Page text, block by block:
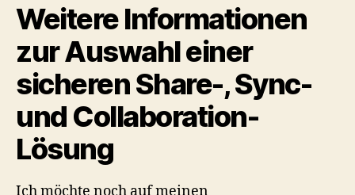
Weitere Informationen
zur Auswahl einer
sicheren Share-, Sync-
und Collaboration-
Lösung
Ich möchte noch auf meinen